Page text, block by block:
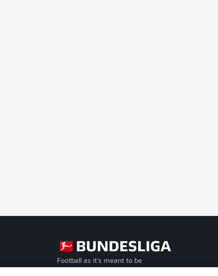
Football as it's meant to be